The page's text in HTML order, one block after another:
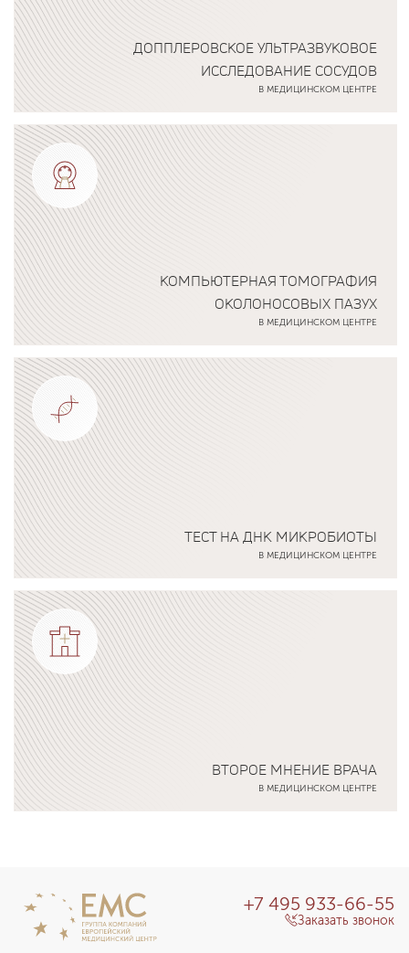
ДОППЛЕРОВСКОЕ УЛЬТРАЗВУКОВОЕ
ИССЛЕДОВАНИЕ СОСУДОВ
В МЕДИЦИНСКОМ ЦЕНТРЕ
Подробнее о программе
КОМПЬЮТЕРНАЯ ТОМОГРАФИЯ
ОКОЛОНОСОВЫХ ПАЗУХ
В МЕДИЦИНСКОМ ЦЕНТРЕ
Подробнее о программе
ТЕСТ НА ДНК МИКРОБИОТЫ
В МЕДИЦИНСКОМ ЦЕНТРЕ
Подробнее о программе
ВТОРОЕ МНЕНИЕ ВРАЧА
В МЕДИЦИНСКОМ ЦЕНТРЕ
+7 495 933-66-55
Заказать звонок